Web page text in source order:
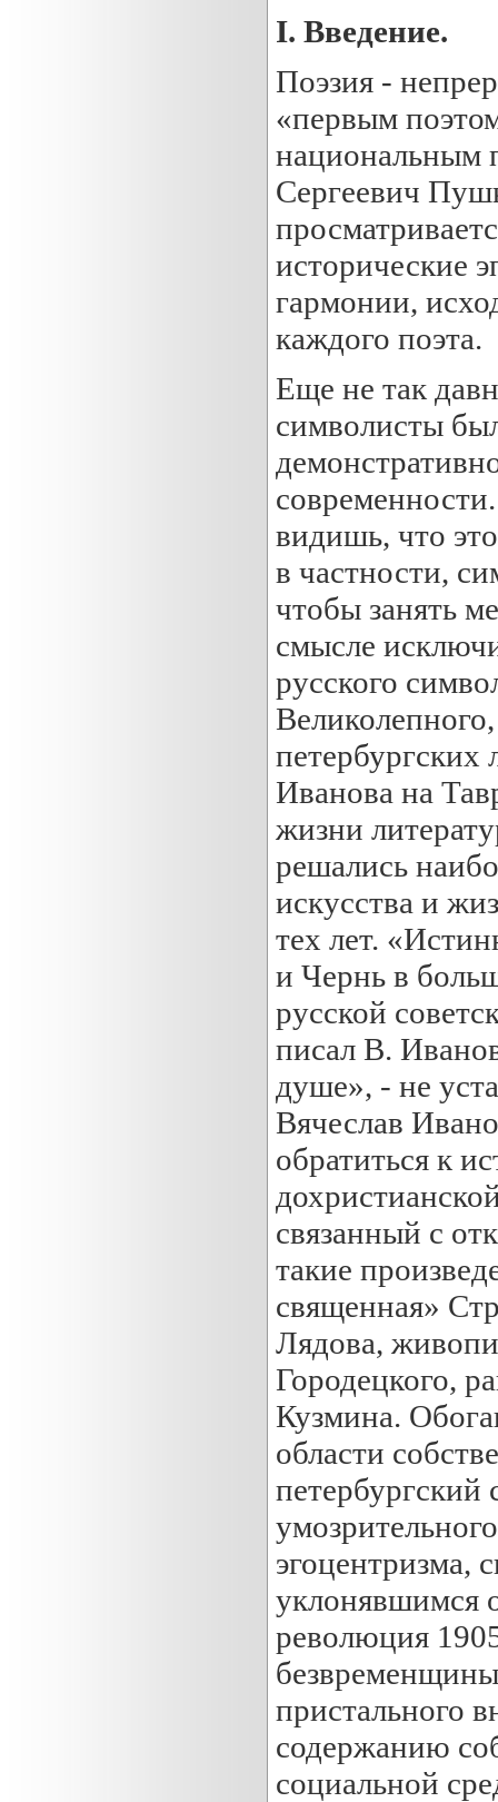
I. Введение.
Поэзия -
«первым
национальным
Сергеевич
исторические
гармонии,
каждого поэта.
Еще не так
символисты
видишь, что
в частности,
чтобы занять
смысле
русского
петербургских
Иванова на
жизни
решались
искусства и
тех лет.
и Чернь в
русской
писал В.
душе», - не
Вячеслав
обратиться к
связанный с
такие
священная»
Лядова,
Городецкого,
Кузмина.
области
эгоцентризма,
уклонявшимся
революция
пристального
содержанию
социальной